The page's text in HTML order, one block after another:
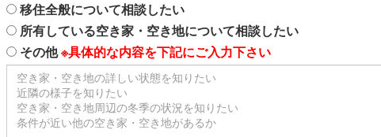
移住全般について相談したい
所有している空き家・空き地について相談したい
その他※具体的な内容を下記にご入力下さい